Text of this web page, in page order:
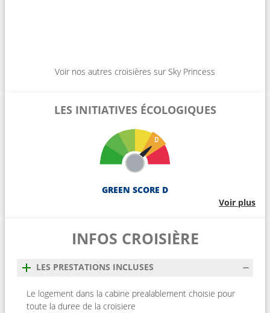
Voir nos autres croisières sur Sky Princess
LES INITIATIVES ÉCOLOGIQUES
GREEN SCORE D
Voir plus
INFOS CROISIÈRE
LES PRESTATIONS INCLUSES
Le logement dans la cabine prealablement choisie pour
toute la duree de la croisiere